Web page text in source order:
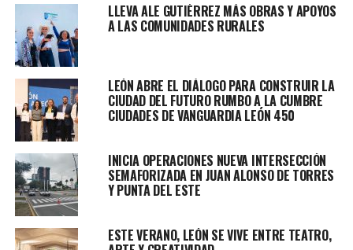
Un resultado de esta política pública son lo más de 531
mil 558 asistentes que disfrutaron del programa Vive
León en los diversos espacios públicos municipales, en
las actividades de Semana Santa y Semana de Pascua.
Estas acciones posicionan a la ciudad como un polo
nacional e internacional dentro del turismo, al ofrecer
activación social, deportiva y cultural.
“Estos números no solamente es hablar de 500
millones de pesos de derrama, no es solamente
LLEVA ALE GUTIÉRREZ MÁS OBRAS Y APOYOS
A LAS COMUNIDADES RURALES
LEÓN ABRE EL DIÁLOGO PARA CONSTRUIR LA
CIUDAD DEL FUTURO RUMBO A LA CUMBRE
CIUDADES DE VANGUARDIA LEÓN 450
INICIA OPERACIONES NUEVA INTERSECCIÓN
SEMAFORIZADA EN JUAN ALONSO DE TORRES
Y PUNTA DEL ESTE
ESTE VERANO, LEÓN SE VIVE ENTRE TEATRO,